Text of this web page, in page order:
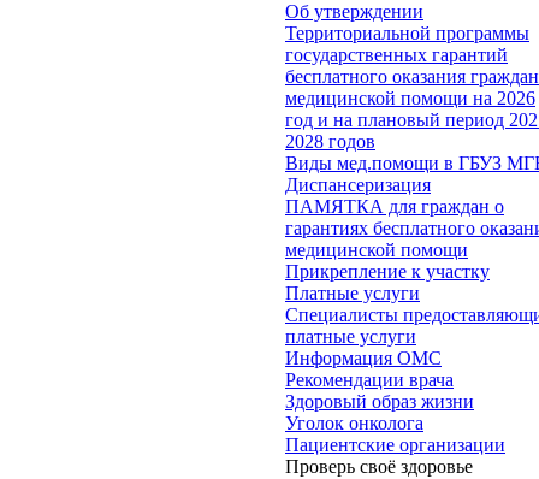
Об утверждении
Территориальной программы
государственных гарантий
бесплатного оказания
медицинской помощи на 2026
год и на плановый период
2028 годов
Виды мед.помощи в ГБУЗ
Диспансеризация
ПАМЯТКА для граждан о
гарантиях бесплатного
медицинской помощи
Прикрепление к участку
Платные услуги
Специалисты
платные услуги
Информация ОМС
Рекомендации врача
Здоровый образ жизни
Уголок онколога
Пациентские организации
Проверь своё здоровье